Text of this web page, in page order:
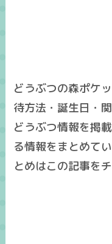
どうぶつの森ポケ
待方法・誕生日・
どうぶつ情報を掲
る情報をまとめて
とめはこの記事を